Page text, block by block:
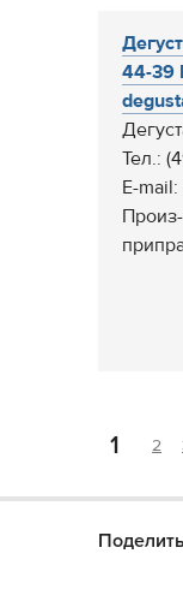
44-39
Тел.:
E-
1 2